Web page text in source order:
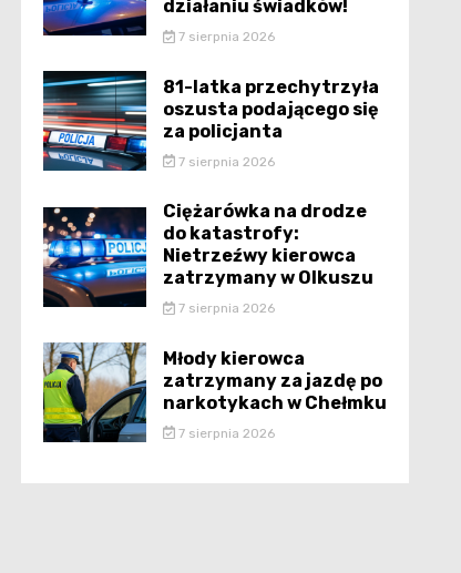
działaniu świadków!
7 sierpnia 2026
81-latka przechytrzyła
oszusta podającego się
za policjanta
7 sierpnia 2026
Ciężarówka na drodze
do katastrofy:
Nietrzeźwy kierowca
zatrzymany w Olkuszu
7 sierpnia 2026
Młody kierowca
zatrzymany za jazdę po
narkotykach w Chełmku
7 sierpnia 2026